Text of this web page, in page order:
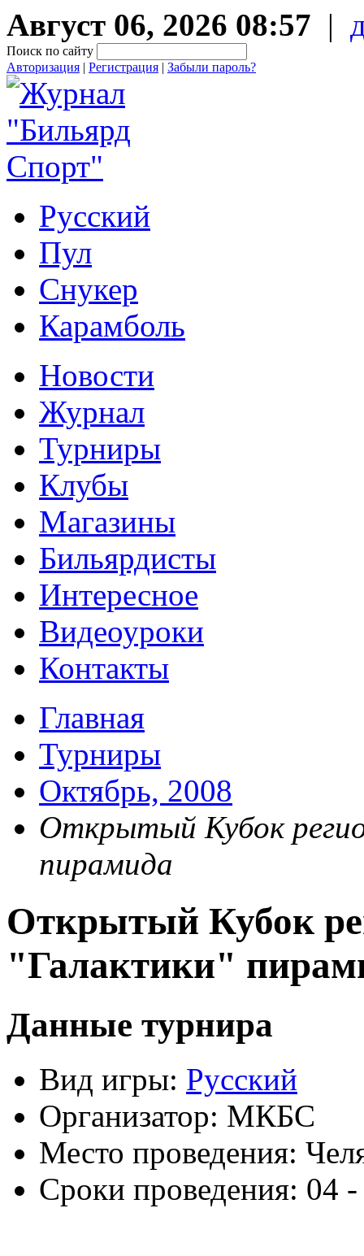
Август 06, 2026 08:57 |
Поиск по сайту
Авторизация | Регистрация | Забыли пароль?
Русский
Пул
Снукер
Карамболь
Новости
Журнал
Турниры
Клубы
Магазины
Бильярдисты
Интересное
Видеоуроки
Контакты
Главная
Турниры
Октябрь, 2008
Открытый Кубок
пирамида
Открытый Кубок
"Галактики"
Данные турнира
Вид игры: Русский
Организатор: МКБС
Место проведения:
Сроки проведения: 04